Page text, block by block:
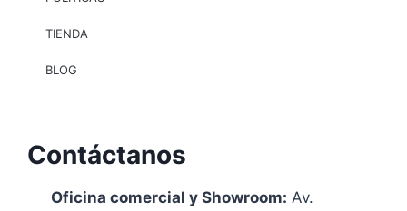
Contáctanos
Oficina comercial y Showroom: Av.
TIENDA
BLOG